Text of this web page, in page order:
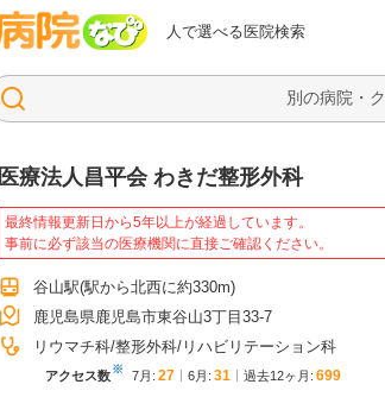
人で選べる医院検索
病院なび
医療法人昌平会 わきだ整形外科
最終情報更新日から5年以上が経過しています。
事前に必ず該当の医療機関に直接ご確認ください。
谷山駅(駅から北西に約330m)
鹿児島県鹿児島市東谷山3丁目33-7
リウマチ科 整形外科 リハビリテーション科
アクセス数※ 7月 : 27 6月 : 31 過去12ヶ月: 699